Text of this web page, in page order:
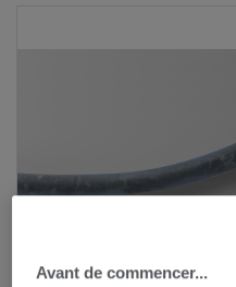
Avant de commencer...